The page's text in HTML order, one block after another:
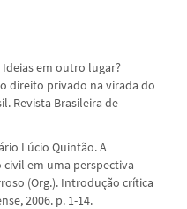
Ideias em outro lugar?
direito privado na virada do
Revista Brasileira de
Lúcio Quintão. A
em uma perspectiva
(Org.). Introdução crítica
2006. p. 1-14.